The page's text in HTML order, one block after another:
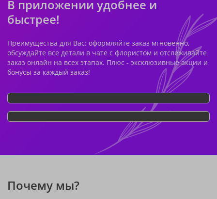
В приложении удобнее и
быстрее!
Преимущества для Вас: оформляйте заказ мгновенно,
обсуждайте все детали в чате с флористом и отслеживайте
заказ онлайн на всех этапах. Плюс - эксклюзивные акции и
бонусы за каждый заказ!
Почему мы?